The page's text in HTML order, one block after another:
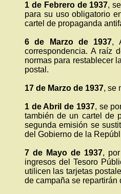
1 de Febrero de 1937,
para su uso obligatorio
cartel de propaganda
6 de Marzo de 1937,
correspondencia. A raíz
normas para restablecer
postal.
17 de Marzo de 1937, se
1 de Abril de 1937, se
también de un cartel de
segunda emisión se
del Gobierno de la
7 de Mayo de 1937,
ingresos del Tesoro
utilicen las tarjetas
de campaña se repartirán